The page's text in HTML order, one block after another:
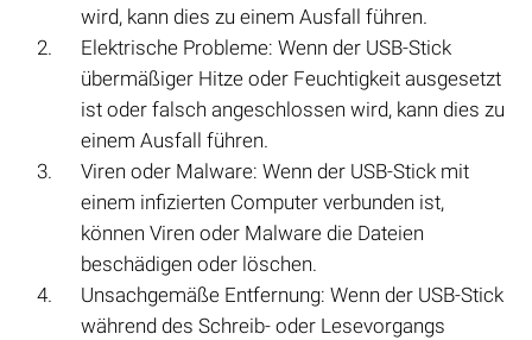
wird, kann dies zu einem Ausfall führen.
Elektrische Probleme: Wenn der USB-Stick
übermäßiger Hitze oder Feuchtigkeit ausgesetzt
ist oder falsch angeschlossen wird, kann dies zu
einem Ausfall führen.
Viren oder Malware: Wenn der USB-Stick mit
einem infizierten Computer verbunden ist,
können Viren oder Malware die Dateien
beschädigen oder löschen.
Unsachgemäße Entfernung: Wenn der USB-Stick
während des Schreib- oder Lesevorgangs